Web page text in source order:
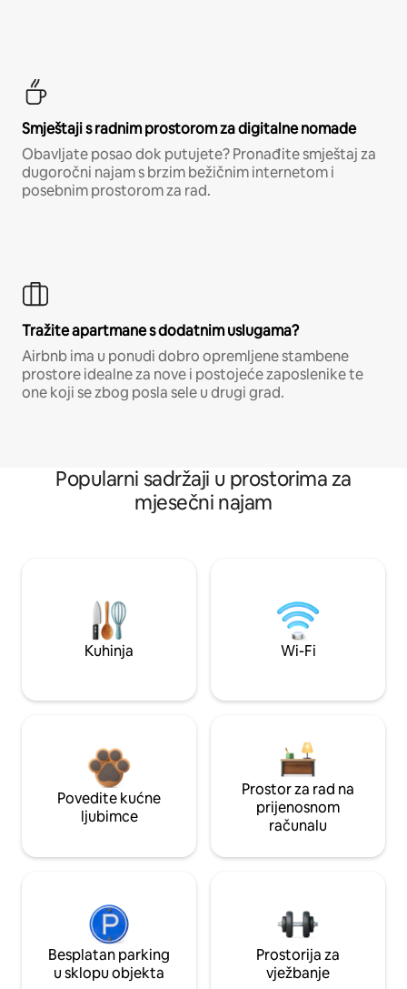
Smještaji s radnim prostorom za digitalne nomade
Obavljate posao dok putujete? Pronađite smještaj za
dugoročni najam s brzim bežičnim internetom i
posebnim prostorom za rad.
Tražite apartmane s dodatnim uslugama?
Airbnb ima u ponudi dobro opremljene stambene
prostore idealne za nove i postojeće zaposlenike te
one koji se zbog posla sele u drugi grad.
Popularni sadržaji u prostorima za
mjesečni najam
Kuhinja Wi-Fi
Povedite kućne
ljubimce
Prostor za rad na
prijenosnom
računalu
Besplatan parking
u sklopu objekta
Prostorija za
vježbanje